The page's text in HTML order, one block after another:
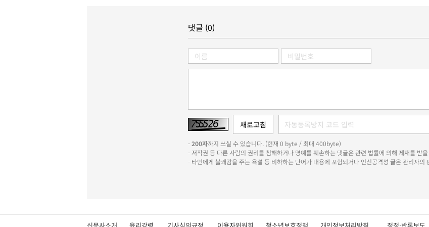
댓글 (0)
-200자까지 쓰실 수 있습니다. (현재 0 byte / 최대 400byte)
- 저작권 등 다른 사람의 권리를 침해하거나 명예를 훼손하는 댓글은 관련 법률에 의해 제재를 받
- 타인에게 불쾌감을 주는 욕설 등 비하하는 단어가 내용에 포함되거나 인신공격성 글은 관리자의